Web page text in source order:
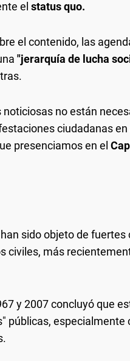
el status quo.
el contenido, las
"jerarquía de lucha
no están
ciudadanas en
presenciamos en el
sido objeto de fuertes
civiles, más
y 2007 concluyó que
públicas, especialmente